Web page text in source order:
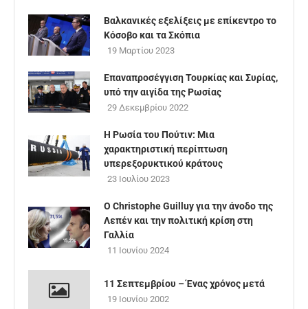
Βαλκανικές εξελίξεις με επίκεντρο το
Κόσοβο και τα Σκόπια
19 Μαρτίου 2023
Επαναπροσέγγιση Τουρκίας και Συρίας,
υπό την αιγίδα της Ρωσίας
29 Δεκεμβρίου 2022
Η Ρωσία του Πούτιν: Μια
χαρακτηριστική περίπτωση
υπερεξορυκτικού κράτους
23 Ιουλίου 2023
Ο Christophe Guilluy για την άνοδο της
Λεπέν και την πολιτική κρίση στη
Γαλλία
11 Ιουνίου 2024
11 Σεπτεμβρίου – Ένας χρόνος μετά
19 Ιουνίου 2002